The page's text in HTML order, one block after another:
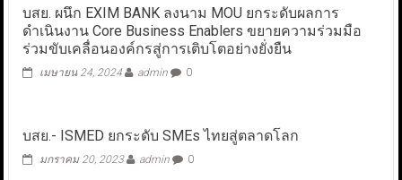
บสย. ผนึก EXIM BANK ลงนาม MOU ยกระดับผลการ
ดำเนินงาน Core Business Enablers ขยายความร่วมมือ
ร่วมขับเคลื่อนองค์กรสู่การเติบโตอย่างยั่งยืน
เมษายน 24, 2024 admin 0
บสย.- ISMED ยกระดับ SMEs ไทยสู่ตลาดโลก
มกราคม 20, 2023 admin 0